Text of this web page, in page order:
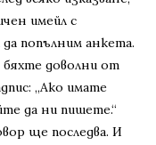
имейл с
попълним анкета.
бяхте доволни от
„Ако имате
да ни пишете.“
ще последва. И